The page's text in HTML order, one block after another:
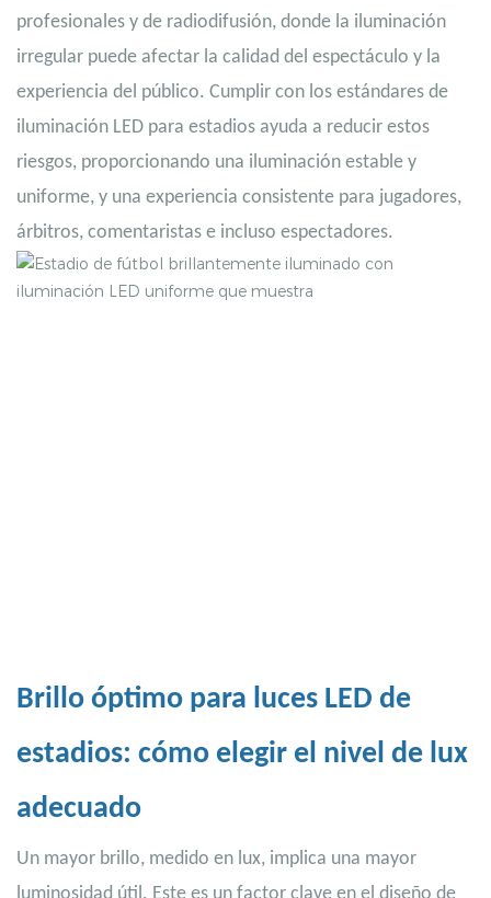
profesionales y de radiodifusión, donde la iluminación
irregular puede afectar la calidad del espectáculo y la
experiencia del público. Cumplir con los estándares de
iluminación LED para estadios ayuda a reducir estos
riesgos, proporcionando una iluminación estable y
uniforme, y una experiencia consistente para jugadores,
árbitros, comentaristas e incluso espectadores.
Brillo óptimo para luces LED de
estadios: cómo elegir el nivel de lux
adecuado
Un mayor brillo, medido en lux, implica una mayor